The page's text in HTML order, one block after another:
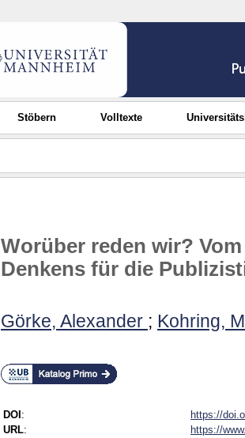
Stöbern Volltexte
Worüber reden wir?
Denkens für die
Görke, Alexander ; Kohring,
DOI :
https://
URL:
https://